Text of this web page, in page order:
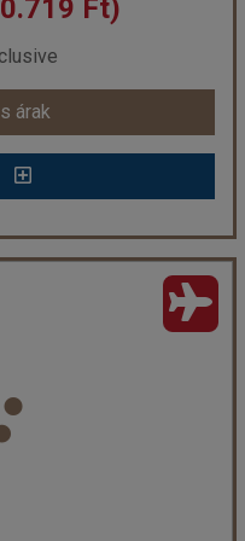
Ft)
árak
Ft)
árak
***
Bay
Repülővel
Hotel ***
szoba